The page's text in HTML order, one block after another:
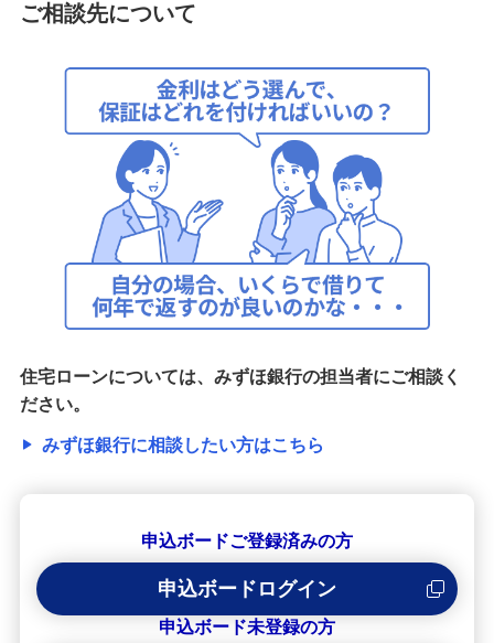
ご相談先について
住宅ローンについては、みずほ銀行の担当者にご相談く
ださい。
みずほ銀行に相談したい方はこちら
申込ボードご登録済みの方
申込ボードログイン
申込ボード未登録の方